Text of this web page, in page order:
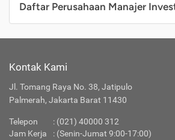
Daftar Perusahaan Manajer
Kontak Kami
Jl. Tomang Raya No. 38, Jatipulo
Palmerah, Jakarta Barat 11430
Telepon : (021) 40000 312
Jam Kerja
: (Senin-Jumat 9:00-17:00)